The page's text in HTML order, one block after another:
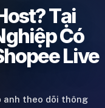
Tại
Có
Live
anh theo dõi thông